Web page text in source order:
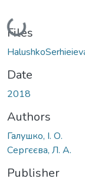
Loading...
Files
Date
2018
Authors
Галушко, І. О.
Сергєєва, Л. А.
Publisher